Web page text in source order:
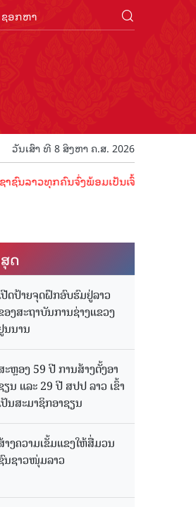
ວັນເສົາ ທີ 8 ສິງຫາ ຄ.ສ. 2026
ທຸກຄົນຈົ່ງພ້ອມເປັນເຈົ້າພາບທີ່ດີ ຕ້ອນຮັບນັ
ດ
ປີດປ້າຍຈຸດຝຶກອົບຮົມຢູ່ລາວ
ອງສະຖາບັນການຊ່າງແຂວງ
ນນານ
ະຫຼອງ 59 ປີ ການສ້າງຕັ້ງອາ
ຽນ ແລະ 29 ປີ ສປປ ລາວ ເຂົ້າ
ປັນສະມາຊິກອາຊຽນ
າງຄວາມເຂັ້ມແຂງໃຫ້ສື່ມວນ
ນຊາວໜຸ່ມລາວ